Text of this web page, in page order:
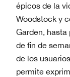
épicos de la
Woodstock y
Garden, hasta
de fin de
de los
permite